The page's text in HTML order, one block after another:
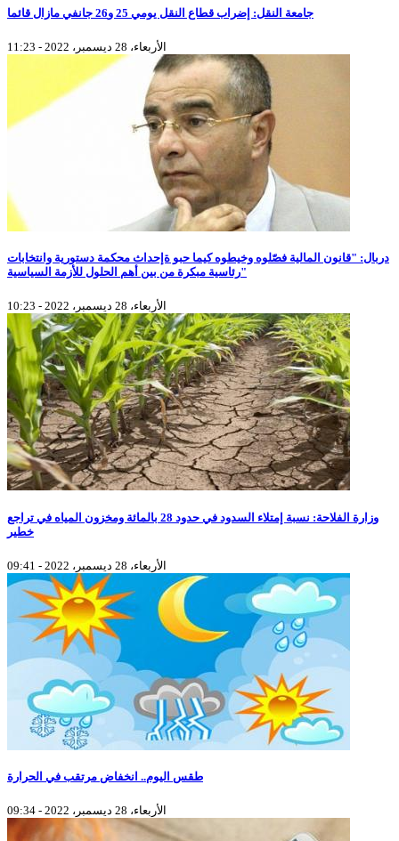
جامعة النقل: إضراب قطاع النقل يومي 25 و26 جانفي مازال قائما
الأربعاء، 28 ديسمبر، 2022 - 11:23
دربال: "قانون المالية فصّلوه وخيطوه كيما حبو ةإحداث محكمة دستورية وانتخابات
رئاسية مبكرة من بين أهم الحلول للأزمة السياسية"
الأربعاء، 28 ديسمبر، 2022 - 10:23
وزارة الفلاحة: نسبة إمتلاء السدود في حدود 28 بالمائة ومخزون المياه في تراجع
خطير
الأربعاء، 28 ديسمبر، 2022 - 09:41
طقس اليوم.. انخفاض مرتقب في الحرارة
الأربعاء، 28 ديسمبر، 2022 - 09:34